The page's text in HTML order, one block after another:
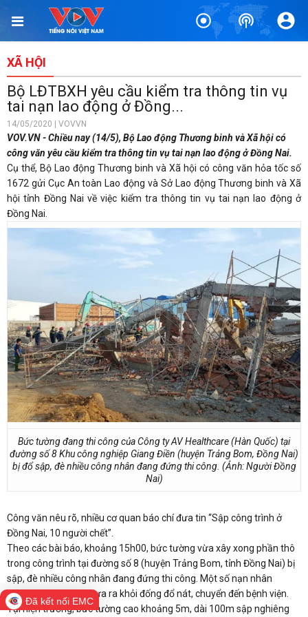
XÃ HỘI
Bộ LĐTBXH yêu cầu kiểm tra thông tin vụ
tai nạn lao động ở Đồng...
14/05/2020 | VOVVN
VOV.VN - Chiều nay (14/5), Bộ Lao động Thương binh và Xã hội có
công văn yêu cầu kiểm tra thông tin vụ tai nạn lao động ở Đồng Nai.
Cụ thể, Bộ Lao động Thương binh và Xã hội có công văn hỏa tốc số
1672 gửi Cục An toàn Lao động và Sở Lao động Thương binh và Xã
hội tỉnh Đồng Nai về việc kiểm tra thông tin vụ tai nạn lao động ở
Đồng Nai.
Bức tường đang thi công của Công ty AV Healthcare (Hàn Quốc) tại
đường số 8 Khu công nghiệp Giang Điền (huyện Trảng Bom, Đồng Nai)
bị đổ sập, đè nhiều công nhân đang đứng thi công. (Ảnh: Người Đồng
Nai)
Công văn nêu rõ, nhiều cơ quan báo chí đưa tin “Sập công trình ở
Đồng Nai, 10 người chết”.
Theo các bài báo, khoảng 15h00, bức tường vừa xây xong phần thô
trong công trình tại đường số 8 (huyện Trảng Bom, tỉnh Đồng Nai) bị
sập, đè nhiều công nhân đang đứng thi công. Một số nạn nhân
nhanh chóng được đưa ra khỏi đống đổ nát, chuyển đến bệnh viện.
Tại hiện trường, bức tường cao khoảng 5m, dài 100m sập nghiêng
Đã kết nối EMC